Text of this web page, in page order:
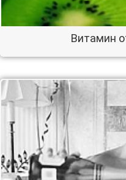
Витамин